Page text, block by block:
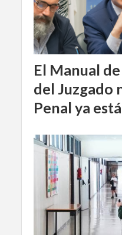
El Manual
del Juzgado
Penal ya